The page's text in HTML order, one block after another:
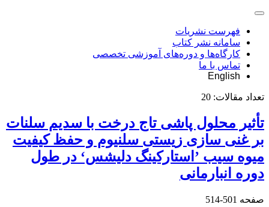
فهرست نشریات
سامانه نشر کتاب
کارگاه‌ها و دوره‌های آموزشی تخصصی
تماس با ما
English
تعداد مقالات: 20
تأثیر محلول پاشی تاج درخت با سدیم سلنات
بر غنی سازی زیستی سلنیوم و حفظ کیفیت
میوه سیب ’استارکینگ دلیشس‘ در طول
دوره انبارمانی
صفحه 501-514